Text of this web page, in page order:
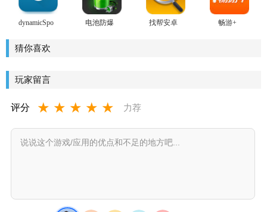
dynamicSpot
电池防爆
找帮安卓
畅游+
猜你喜欢
玩家留言
评分 ★ ★ ★ ★ ★ 力荐